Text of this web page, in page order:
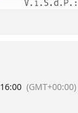
16:00 (GMT+00:00)